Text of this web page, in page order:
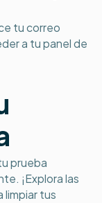
tu correo
a tu panel de
prueba
¡Explora las
limpiar tus